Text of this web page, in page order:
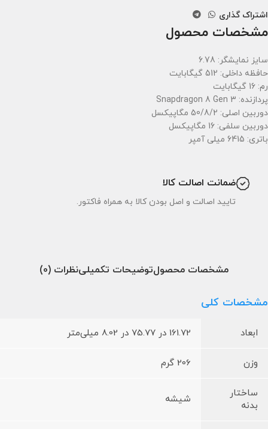
اشتراک گذاری
مشخصات محصول
سایز نمایشگر: 6.78
حافظه داخلی: 512 گیگابایت
رم: 16 گیگابایت
پردازنده: Snapdragon 8 Gen 3
دوربین اصلی: 50/8/2 مگاپیکسل
دوربین سلفی: 16 مگاپیکسل
باتری: 6415 میلی آمپر
ضمانت اصالت کالا
تایید اصالت و اصل بودن کالا به همراه فاکتور.
مشخصات محصولتوضیحات تکمیلینظرات (0)
مشخصات کلی
ابعاد 161.72 در 75.77 در 8.02 میلی‌متر
وزن 206 گرم
ساختار
بدنه
شیشه